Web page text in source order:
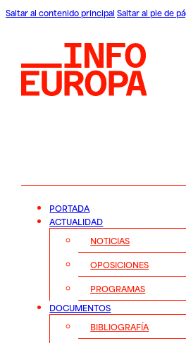
Saltar al contenido principal Saltar al pie de
PORTADA
ACTUALIDAD
NOTICIAS
OPOSICIONES
PROGRAMAS
DOCUMENTOS
BIBLIOGRAFÍA